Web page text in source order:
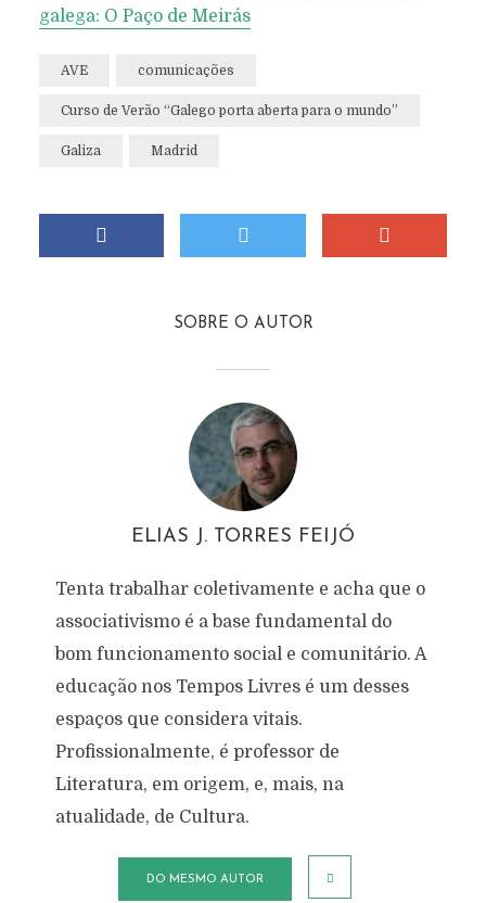
galega: O Paço de Meirás
AVE comunicações
Curso de Verão “Galego porta aberta para o mundo”
Galiza Madrid
SOBRE O AUTOR
ELIAS J. TORRES FEIJÓ
Tenta trabalhar coletivamente e acha que o
associativismo é a base fundamental do
bom funcionamento social e comunitário. A
educação nos Tempos Livres é um desses
espaços que considera vitais.
Profissionalmente, é professor de
Literatura, em origem, e, mais, na
atualidade, de Cultura.
DO MESMO AUTOR